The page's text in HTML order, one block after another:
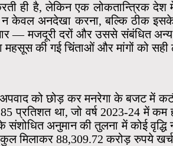
ही है, लेकिन एक लोकतान्त्रिक देश में
न केवल अनदेखा करना, बल्कि ठीक
— मजदूरी दरों और उससे संबंधित अन्य
की गई चिंताओं और मांगों को सही
को छोड़ कर मनरेगा के बजट में
था, जो वर्ष 2023-24 में कम
अनुमान की तुलना में कोई वृद्धि
88,309.72 करोड़ रुपये खर्च